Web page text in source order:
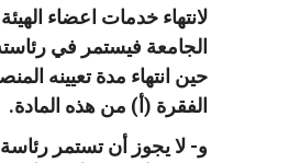
لانتهاء خدمات اعضاء
الجامعة فيستمر في
حين انتهاء مدة تعيينه
الفقرة (أ) من هذه المادة.
و- لا يجوز أن تستمر